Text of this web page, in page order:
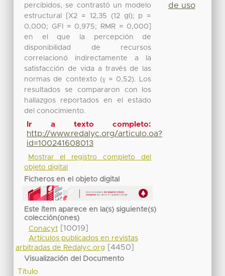
percibidos, se contrastó un modelo
estructural [X2 = 12,35 (12 gl); p =
0,000; GFI = 0,975; RMR = 0,000]
en el que la percepción de
disponibilidad de recursos
correlacionó indirectamente a la
satisfacción de vida a través de las
normas de contexto (γ = 0,52). Los
resultados se compararon con los
hallazgos reportados en el estado
del conocimiento.
Ir a texto completo:
http://www.redalyc.org/articulo.oa?
id=100241608013
Mostrar el registro completo del
objeto digital
Ficheros en el objeto digital
Este ítem aparece en la(s) siguiente(s)
colección(ones)
Conacyt[10019]
Artículos publicados en revistas
arbitradas de Redalyc.org
[4450]
Visualización del Documento
Título
de uso